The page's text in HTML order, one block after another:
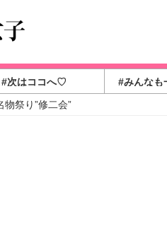
#次はココへ♡ #みんなも
祭り”修二会”